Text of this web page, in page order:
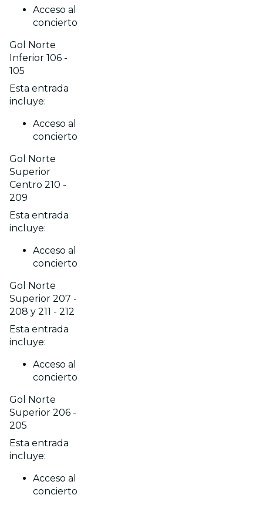
Acceso al
concierto
Gol Norte
Inferior 106 -
105
Esta entrada
incluye:
Acceso al
concierto
Gol Norte
Superior
Centro 210 -
209
Esta entrada
incluye:
Acceso al
concierto
Gol Norte
Superior 207 -
208 y 211 - 212
Esta entrada
incluye:
Acceso al
concierto
Gol Norte
Superior 206 -
205
Esta entrada
incluye:
Acceso al
concierto